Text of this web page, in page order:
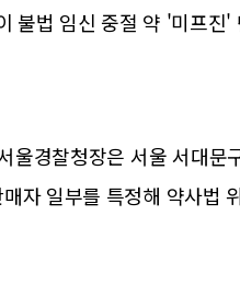
불법 임신 중절 약 '미프진'
울경찰청장은 서울 서대
자 일부를 특정해 약사법